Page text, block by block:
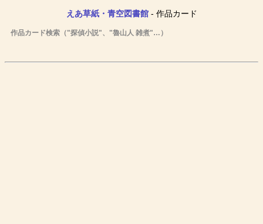
えあ草紙・青空図書館- 作品カード
作品カード検索（"探偵小説"、"魯山人 雑煮"…）